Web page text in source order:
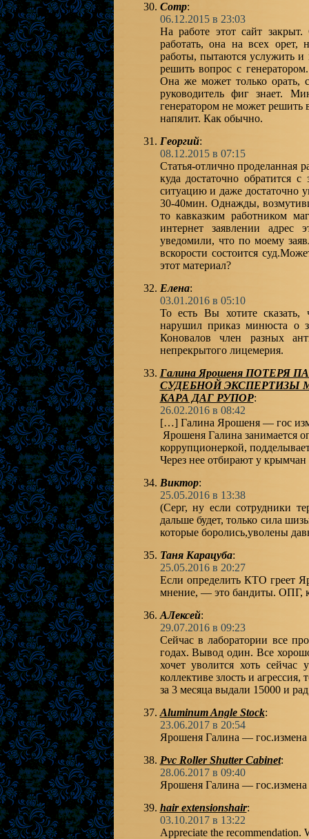
Сотр:
06.12.2015 в 23:03
На работе этот сайт
работать, она на всех орет,
работы, пытаются услужить
решить вопрос с
Она же может только орать,
руководитель фиг знает.
генератором не может решить
напялит. Как обычно.
Георгий:
08.12.2015 в 07:15
Статья-отлично
куда достаточно обратится
ситуацию и даже достаточно
30-40мин. Однажды,
то кавказким работником
интернет заявлении адрес
уведомили, что по моему
вскорости состоится
этот материал?
Елена:
03.01.2016 в 05:10
То есть Вы хотите сказать,
нарушил приказ минюста о
Коновалов член разных
непрекрытого лицемерия.
Галина Ярошеня
СУДЕБНОЙ ЭКСПЕРТИЗЫ
КАРА ДАГ РУПОР:
26.02.2016 в 08:42
[…] Галина Ярошеня — гос
Ярошеня Галина занимается
коррупционеркой,
Через нее отбирают у
Виктор:
25.05.2016 в 13:38
(Серг, ну если сотрудники
дальше будет, только сила
которые боролись,уволены
Таня Карацуба:
25.05.2016 в 20:27
Если определить КТО греет
мнение, — это бандиты. ОПГ,
АЛексей:
29.07.2016 в 09:23
Сейчас в лаборатории все
годах. Вывод один. Все
хочет уволится хоть
коллективе злость и
за 3 месяца выдали 15000 и
Aluminum Angle Stock:
23.06.2017 в 20:54
Ярошеня Галина —
Pvc Roller Shutter Cabinet:
28.06.2017 в 09:40
Ярошеня Галина —
hair extensionshair:
03.10.2017 в 13:22
Appreciate the recommendation.